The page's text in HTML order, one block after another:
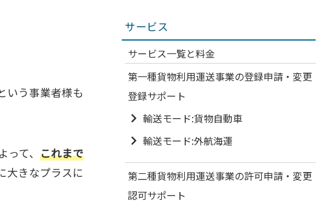
いう事業者様も
て、 これまで
大きなプラスに
サービス
サービス一覧と料金
第一種貨物利用運送事業の登録申請・変更
登録サポート
輸送モード:貨物自動車
輸送モード:外航海運
第二種貨物利用運送事業の許可申請・変更
認可サポート